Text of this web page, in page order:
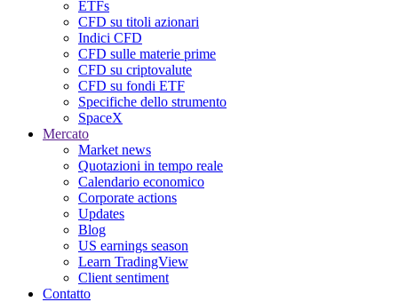
ETFs
CFD su titoli azionari
Indici CFD
CFD sulle materie prime
CFD su criptovalute
CFD su fondi ETF
Specifiche dello strumento
SpaceX
Mercato
Market news
Quotazioni in tempo reale
Calendario economico
Corporate actions
Updates
Blog
US earnings season
Learn TradingView
Client sentiment
Contatto